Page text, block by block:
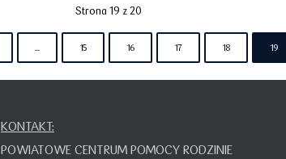
Strona 19 z 20
... 15 16 17 18 19
KONTAKT:
POWIATOWE CENTRUM POMOCY RODZINIE